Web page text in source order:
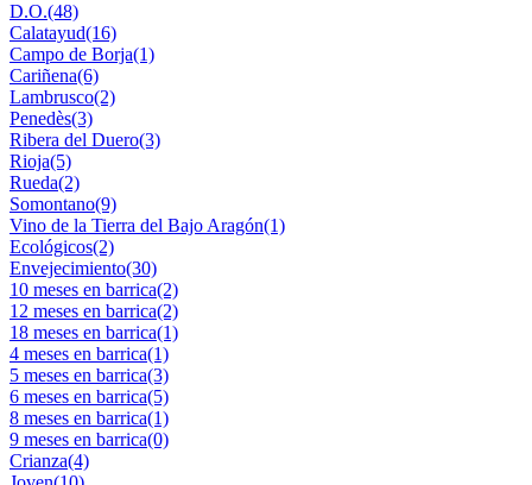
D.O.(48)
Calatayud(16)
Campo de Borja(1)
Cariñena(6)
Lambrusco(2)
Penedès(3)
Ribera del Duero(3)
Rioja(5)
Rueda(2)
Somontano(9)
Vino de la Tierra del Bajo Aragón(1)
Ecológicos(2)
Envejecimiento(30)
10 meses en barrica(2)
12 meses en barrica(2)
18 meses en barrica(1)
4 meses en barrica(1)
5 meses en barrica(3)
6 meses en barrica(5)
8 meses en barrica(1)
9 meses en barrica(0)
Crianza(4)